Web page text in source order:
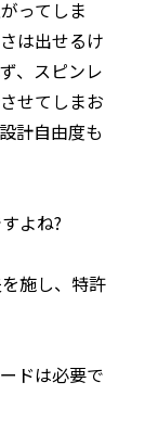
ってしま
は出せるけ
、スピンレ
せてしまお
計自由度も
よね?
施し、特許
ドは必要で